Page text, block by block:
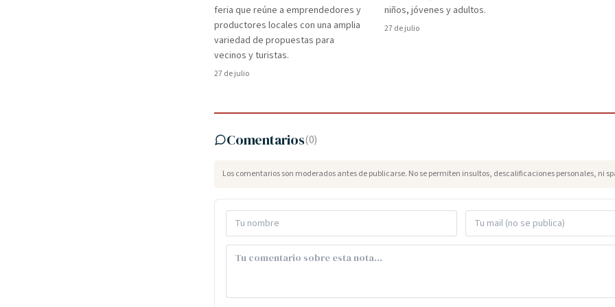
feria que reúne a emprendedores y
productores locales con una amplia
variedad de propuestas para
vecinos y turistas.
27 de julio
niños, jóvenes y adultos.
27 de julio
Comentarios(0)
Los comentarios son moderados antes de publicarse. No se permiten insultos, descalificaciones personales, ni